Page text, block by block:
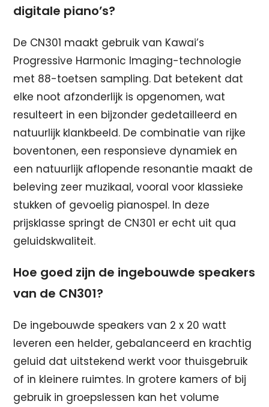
digitale piano’s?
De CN301 maakt gebruik van Kawai’s
Progressive Harmonic Imaging-technologie
met 88-toetsen sampling. Dat betekent dat
elke noot afzonderlijk is opgenomen, wat
resulteert in een bijzonder gedetailleerd en
natuurlijk klankbeeld. De combinatie van rijke
boventonen, een responsieve dynamiek en
een natuurlijk aflopende resonantie maakt de
beleving zeer muzikaal, vooral voor klassieke
stukken of gevoelig pianospel. In deze
prijsklasse springt de CN301 er echt uit qua
geluidskwaliteit.
Hoe goed zijn de ingebouwde speakers
van de CN301?
De ingebouwde speakers van 2 x 20 watt
leveren een helder, gebalanceerd en krachtig
geluid dat uitstekend werkt voor thuisgebruik
of in kleinere ruimtes. In grotere kamers of bij
gebruik in groepslessen kan het volume